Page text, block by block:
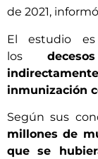
de 2021,
El estudio
los
inmunización
Según sus
millones de
que se